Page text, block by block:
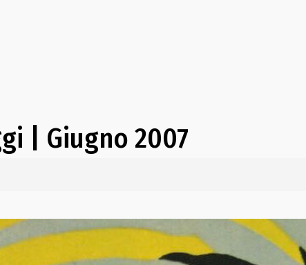
| Giugno 2007